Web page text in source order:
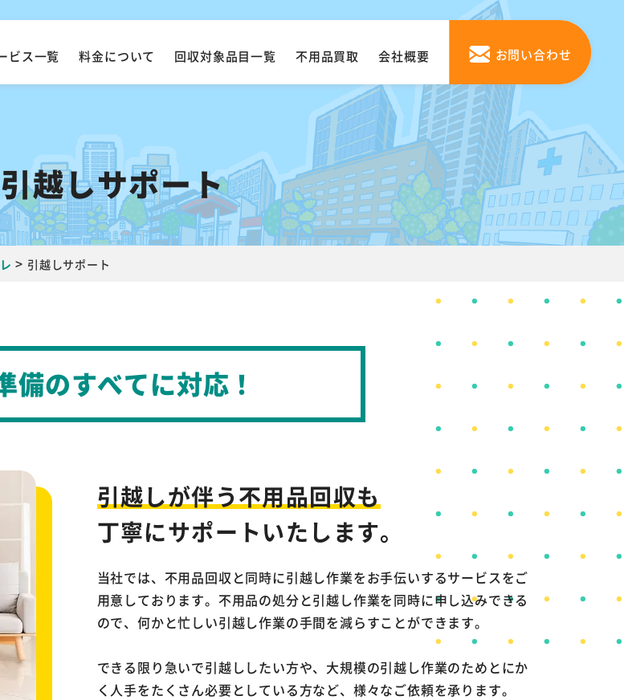
ビス一覧 料金について 回収対象品目一覧 不用品買取 会社概要 お問い合わせ
引越しサポート
> 引越しサポート
備のすべてに対応！
引越しが伴う不用品回収も
丁寧にサポートいたします。
当社では、不用品回収と同時に引越し作業をお手伝いするサービスをご
用意しております。不用品の処分と引越し作業を同時に申し込みできる
ので、何かと忙しい引越し作業の手間を減らすことができます。
できる限り急いで引越ししたい方や、大規模の引越し作業のためとにか
く人手をたくさん必要としている方など、様々なご依頼を承ります。